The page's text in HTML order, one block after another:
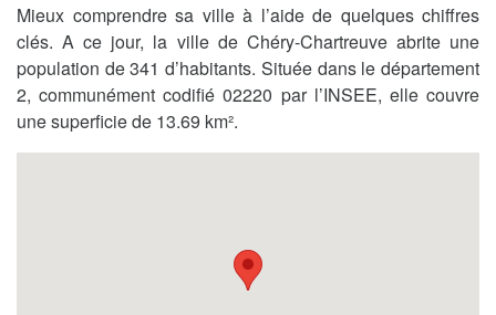
Mieux comprendre sa ville à l’aide de quelques chiffres
clés. A ce jour, la ville de Chéry-Chartreuve abrite une
population de 341 d’habitants. Située dans le département
2, communément codifié 02220 par l’INSEE, elle couvre
une superficie de 13.69 km².